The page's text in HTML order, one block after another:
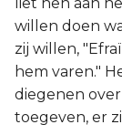
willen doen
zij willen,
hem varen."
diegenen
toegeven, er